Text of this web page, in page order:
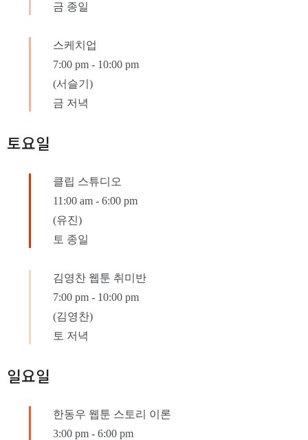
금 종일
스케치업
7:00 pm - 10:00 pm
(서슬기)
금 저녁
토요일
클립 스튜디오
11:00 am - 6:00 pm
(유진)
토 종일
김영찬 웹툰 취미반
7:00 pm - 10:00 pm
(김영찬)
토 저녁
일요일
한동우 웹툰 스토리 이론
3:00 pm - 6:00 pm